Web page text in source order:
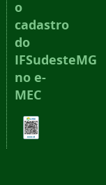
o
cadastro
do
IFSudesteMG
no e-
MEC